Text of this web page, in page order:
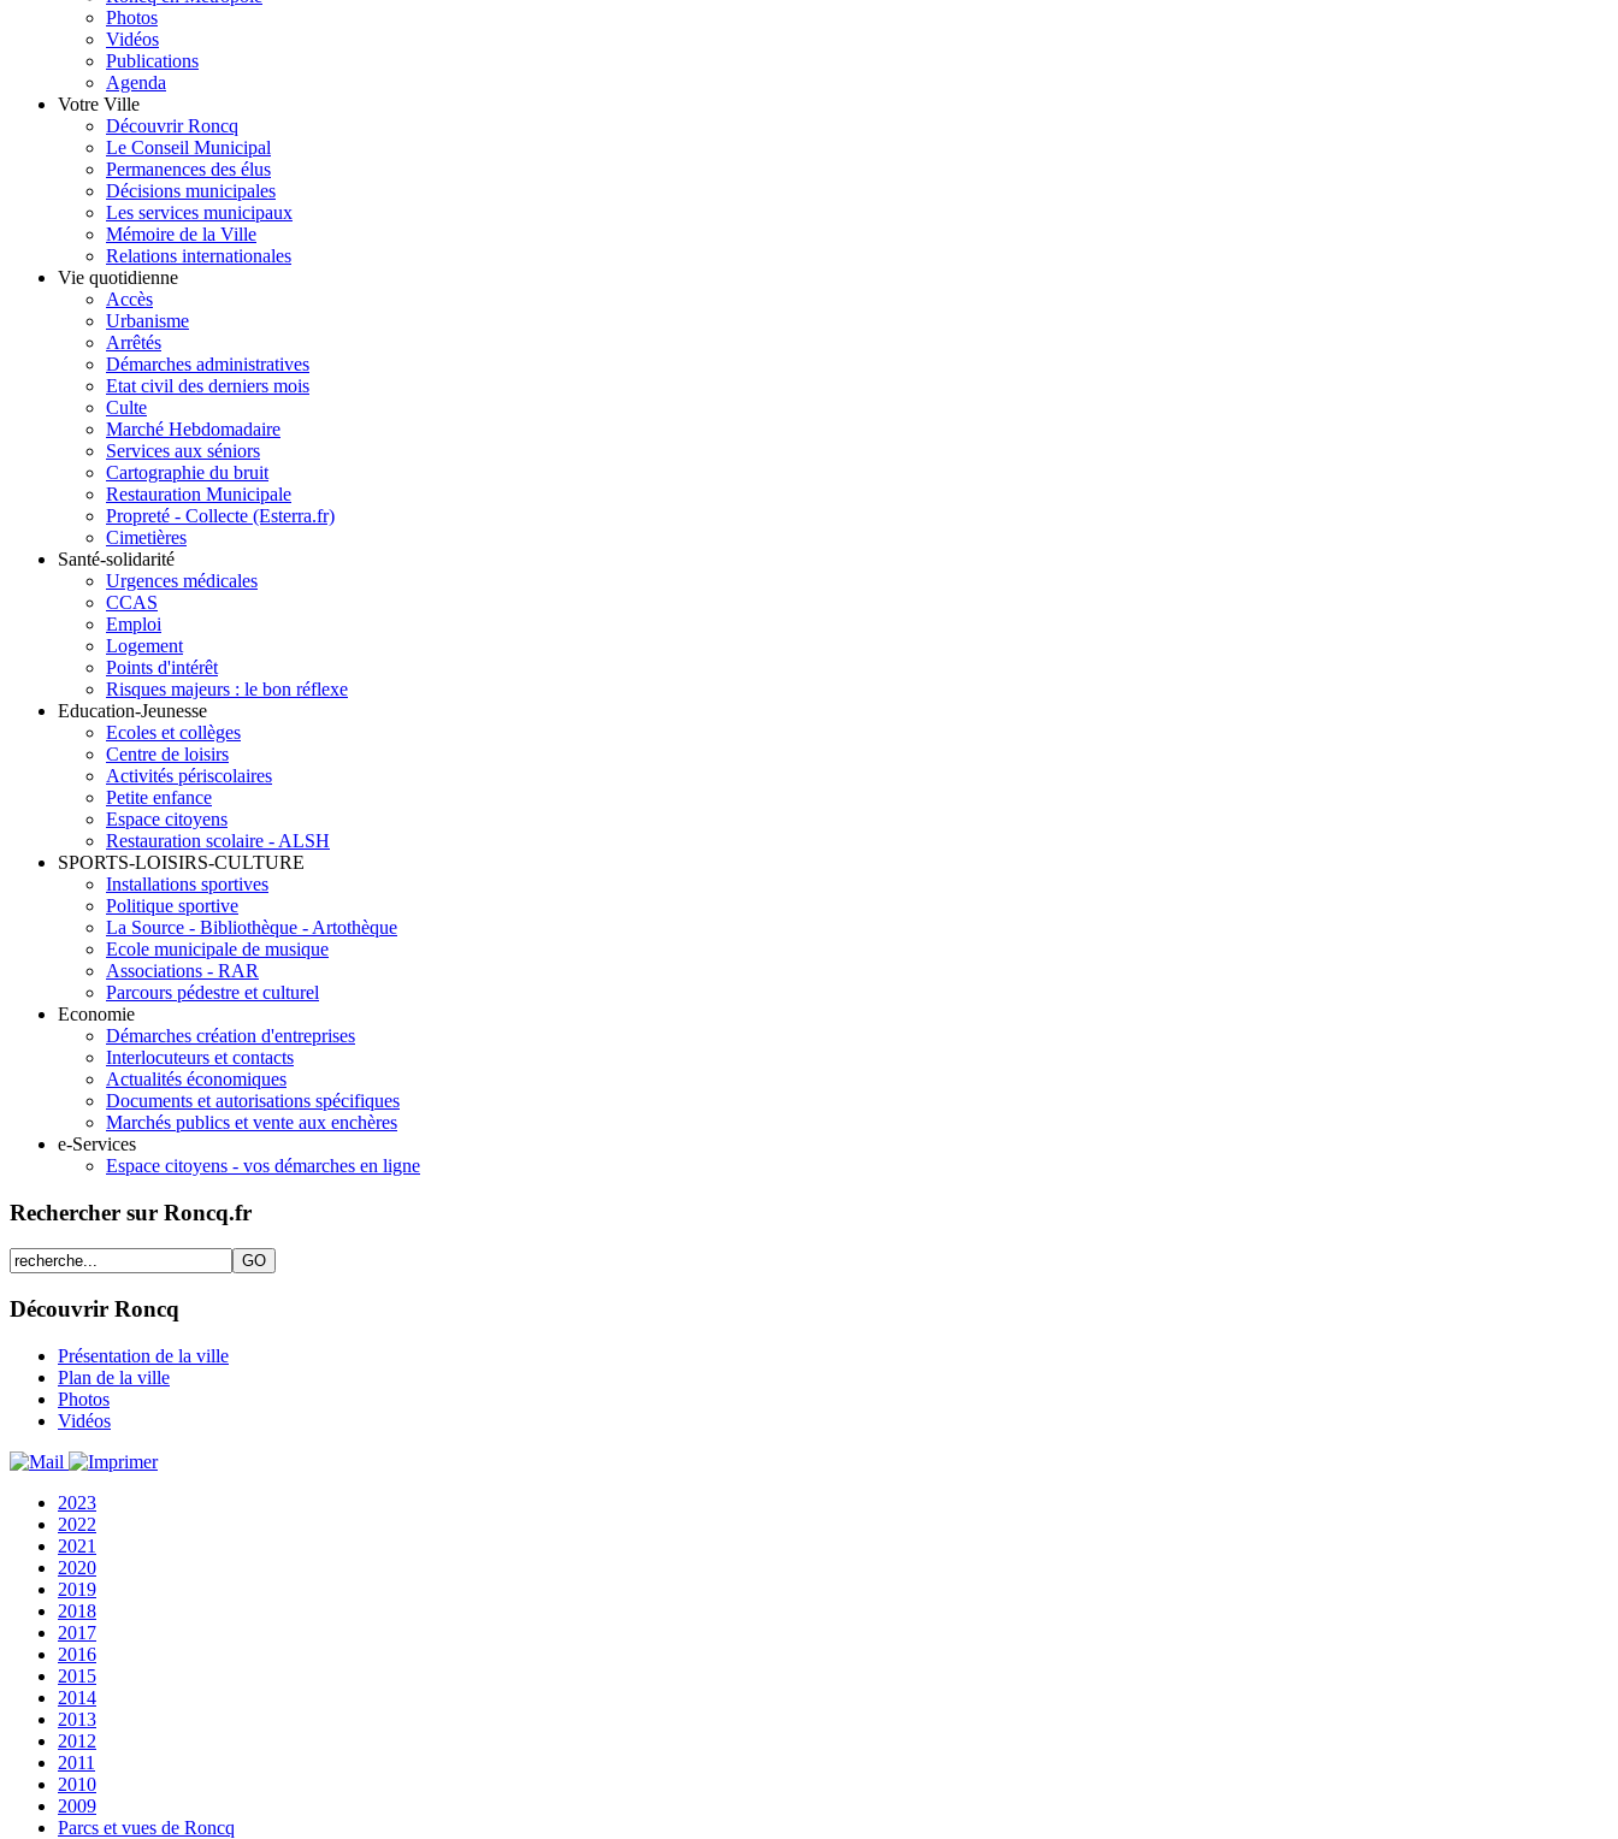
Photos
Vidéos
Publications
Agenda
Votre Ville
Découvrir Roncq
Le Conseil Municipal
Permanences des élus
Décisions municipales
Les services municipaux
Mémoire de la Ville
Relations internationales
Vie quotidienne
Accès
Urbanisme
Arrêtés
Démarches administratives
Etat civil des derniers mois
Culte
Marché Hebdomadaire
Services aux séniors
Cartographie du bruit
Restauration Municipale
Propreté - Collecte (Esterra.fr)
Cimetières
Santé-solidarité
Urgences médicales
CCAS
Emploi
Logement
Points d'intérêt
Risques majeurs : le bon réflexe
Education-Jeunesse
Ecoles et collèges
Centre de loisirs
Activités périscolaires
Petite enfance
Espace citoyens
Restauration scolaire - ALSH
SPORTS-LOISIRS-CULTURE
Installations sportives
Politique sportive
La Source - Bibliothèque - Artothèque
Ecole municipale de musique
Associations - RAR
Parcours pédestre et culturel
Economie
Démarches création d'entreprises
Interlocuteurs et contacts
Actualités économiques
Documents et autorisations spécifiques
Marchés publics et vente aux enchères
e-Services
Espace citoyens - vos démarches en ligne
Rechercher sur Roncq.fr
Découvrir Roncq
Présentation de la ville
Plan de la ville
Photos
Vidéos
2023
2022
2021
2020
2019
2018
2017
2016
2015
2014
2013
2012
2011
2010
2009
Parcs et vues de Roncq